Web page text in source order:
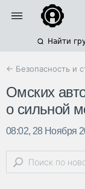
Найти
← Безопасность и
Омских
о сильной
08:02, 28 Ноября